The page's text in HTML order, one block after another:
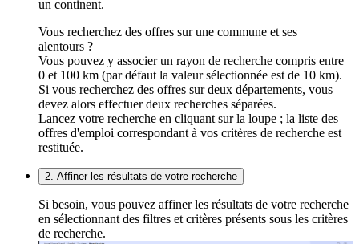
un continent.
Vous recherchez des offres sur une commune et ses
alentours ?
Vous pouvez y associer un rayon de recherche compris entre
0 et 100 km (par défaut la valeur sélectionnée est de 10 km).
Si vous recherchez des offres sur deux départements, vous
devez alors effectuer deux recherches séparées.
Lancez votre recherche en cliquant sur la loupe ; la liste des
offres d'emploi correspondant à vos critères de recherche est
restituée.
2. Affiner les résultats de votre recherche
Si besoin, vous pouvez affiner les résultats de votre recherche
en sélectionnant des filtres et critères présents sous les critères
de recherche.